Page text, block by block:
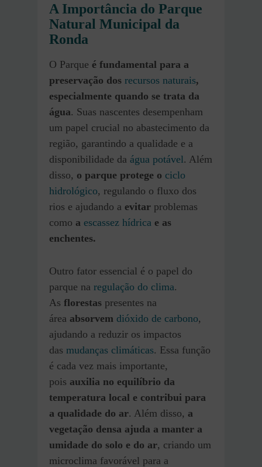
A Importância do Parque
Natural Municipal da
Ronda
O Parque é fundamental para a
preservação dos recursos naturais,
especialmente quando se trata da
água. Suas nascentes desempenham
um papel crucial no abastecimento da
região, garantindo a qualidade e a
disponibilidade da água potável. Além
disso, o parque protege o ciclo
hidrológico, regulando o fluxo dos
rios e ajudando a evitar problemas
como a escassez hídrica e as
enchentes.
Outro fator essencial é o papel do
parque na regulação do clima.
As florestas presentes na
área absorvem dióxido de carbono,
ajudando a reduzir os impactos
das mudanças climáticas. Essa função
é cada vez mais importante,
pois auxilia no equilíbrio da
temperatura local e contribui para
a qualidade do ar. Além disso, a
vegetação densa ajuda a manter a
umidade do solo e do ar, criando um
microclima favorável para a